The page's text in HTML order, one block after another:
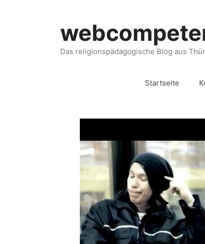
Das religionspädagogische Blog aus
Startseite